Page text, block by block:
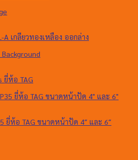
เกลียวทองเหลือง ออกล่าง
ยี่ห้อ TAG
ยี่ห้อ TAG ขนาดหน้าปัด 4″ และ 6″